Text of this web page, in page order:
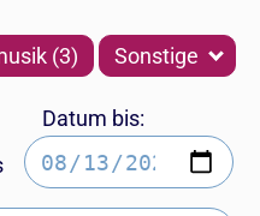
(3) Sonstige
Datum bis: